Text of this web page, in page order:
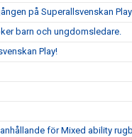
på Superallsvenskan
barn och ungdomsledare.
Play!
för Mixed ability